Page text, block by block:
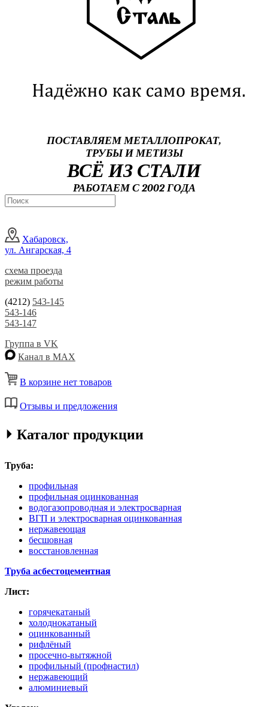
ПОСТАВЛЯЕМ МЕТАЛЛОПРОКАТ,
ТРУБЫ И МЕТИЗЫ
ВСЁ ИЗ СТАЛИ
РАБОТАЕМ С 2002 ГОДА
Хабаровск,
ул. Ангарская, 4
схема проезда
режим работы
(4212) 543-145
543-146
543-147
Группа в VK
Канал в MAX
В корзине нет товаров
Отзывы и предложения
⏵ Каталог продукции
Труба:
профильная
профильная оцинкованная
водогазопроводная и электросварная
ВГП и электросварная оцинкованная
нержавеющая
бесшовная
восстановленная
Труба асбестоцементная
Лист:
горячекатаный
холоднокатаный
оцинкованный
рифлёный
просечно-вытяжной
профильный (профнастил)
нержавеющий
алюминиевый